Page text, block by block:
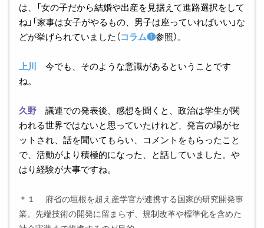
は、「女の子だから結婚や出産を見据えて進路選択をして
ね」「家事は女子がやるもの、男子は座っていればいい」な
どが挙げられていました（コラム❶参照）。
上川 今でも、そのような意識があるということです
ね。
久野 議連での発表後、感想を聞くと、政治は学生が関
われる世界ではないと思っていたけれど、発言の場がセ
ットされ、話を聞いてもらい、コメントをもらったこと
で、活動がより積極的になった、と話していました。や
はり経験が大事ですね。
＊１ 府省の垣根を超え産学官が連携する国家的研究開発事
業。先端技術の開発に留まらず、規制改革や標準化を含めた